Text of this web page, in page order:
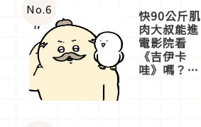
No.6 快90公斤肌
肉大叔能進
電影院看
《吉伊卡
哇》嗎？日